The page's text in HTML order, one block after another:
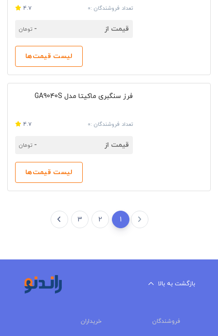
تعداد فروشندگان :0 4.7
قیمت از - تومان
لیست قیمت‌ها
فرز سنگبری ماکیتا مدل GA9040S
تعداد فروشندگان :0 4.7
قیمت از - تومان
لیست قیمت‌ها
1
2
3
بازگشت به بالا
فروشندگان خریداران